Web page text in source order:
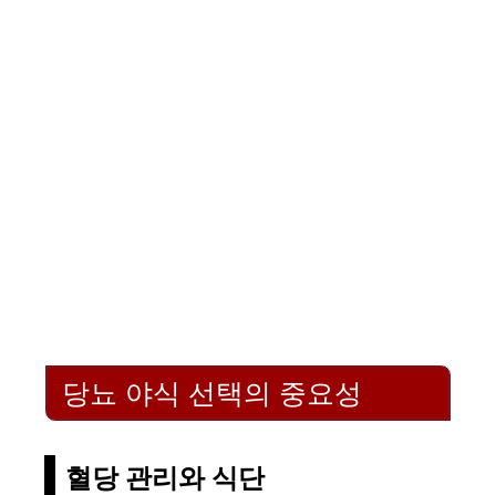
당뇨 야식 선택의 중요성
혈당 관리와 식단